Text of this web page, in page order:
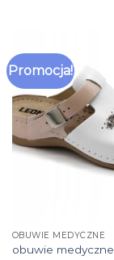
Promocja!
OBUWIE MEDYCZNE
obuwie medyczne